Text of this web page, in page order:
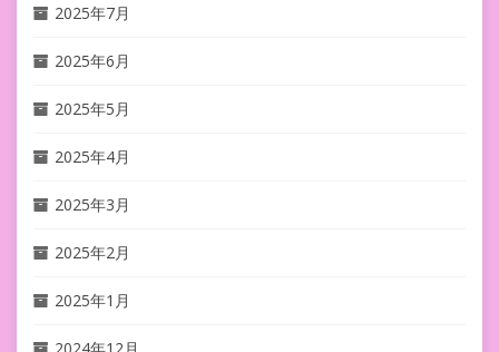
2025年7月
2025年6月
2025年5月
2025年4月
2025年3月
2025年2月
2025年1月